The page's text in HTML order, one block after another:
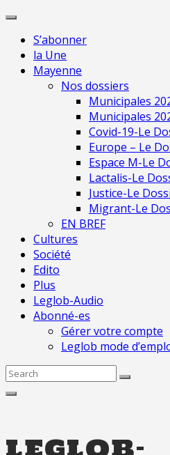
Skip
contentS’abonner
la Une
Mayenne
Nos dossiers
Municipales
Municipales
Covid-19-Le
Europe – Le
Espace M-Le
Lactalis-Le
Justice-Le
Migrant-Le
EN BREF
Cultures
Société
Edito
Plus
Leglob-Audio
Abonné-es
Gérer votre compte
Leglob mode
Search
indépendante en
Mayenne